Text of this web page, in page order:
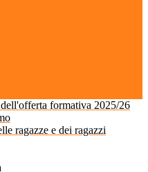
formativa 2025/26
ragazze e dei ragazzi